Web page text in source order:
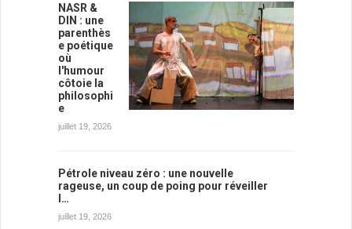
NASR &
DIN : une
parenthès
e poétique
où
l'humour
côtoie la
philosophi
e
juillet 19, 2026
Pétrole niveau zéro : une nouvelle
rageuse, un coup de poing pour réveiller
l…
juillet 19, 2026